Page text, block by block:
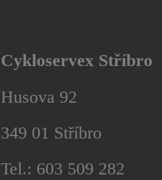
Cykloservex Stříbro
Husova 92
349 01 Stříbro
Tel.: 603 509 282